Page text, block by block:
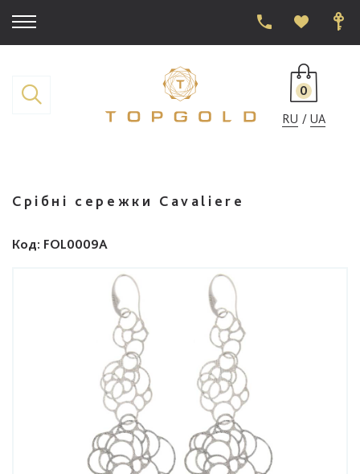
0
RU
UA
Срібні сережки Cavaliere
Код: FOL0009A